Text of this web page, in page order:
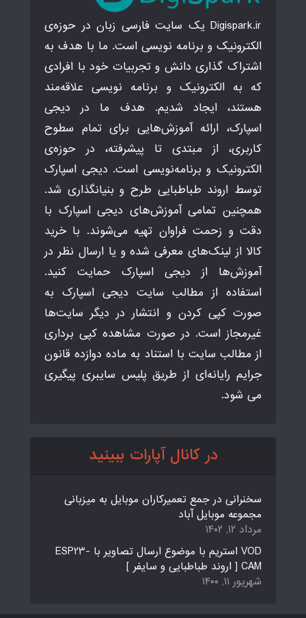
Digispark.ir یک سایت فارسی زبان در حوزه‌ی
الکترونیک و برنامه نویسی است. ما با هدف به
اشتراک گذاری دانش و تجربیات خود با افرادی
که به الکترونیک و برنامه نویسی علاقه‌مند
هستند، ایجاد شدیم. هدف ما در دیجی
اسپارک، ارائه آموزش‌هایی برای تمام سطوح
کاربری، از مبتدی تا پیشرفته، در حوزه‌ی
الکترونیک و برنامه‌نویسی است. دیجی اسپارک
توسط اروند طباطبایی طرح و بنیانگذاری شد.
همچنین تمامی آموزش‌های دیجی اسپارک با
دقت و زحمت فراوان تهیه می‌شوند. با خرید
کالا از لینک‌های معرفی شده و یا ارسال نظر در
آموزش‌ها از دیجی اسپارک حمایت کنید.
استفاده از مطالب سایت دیجی اسپارک به
صورت کپی کردن و انتشار در دیگر سایت‌ها
غیرمجاز است. در صورت مشاهده کپی برداری
از مطالب سایت با استناد به ماده دوازده قانون
جرایم رایانه‌ای از طریق پلیس سایبری پیگیری
می شود.
در کانال آپارات ببینید
سخنرانی در جمع تعمیرکاران موبایل به میزبانی
مجموعه موبایل آباد
مرداد ۱۲, ۱۴۰۲
VOD استریم با موضوع ارسال تصاویر با ESP23-
CAM [ اروند طباطبایی و سایفر ]
شهریور ۱۱, ۱۴۰۰